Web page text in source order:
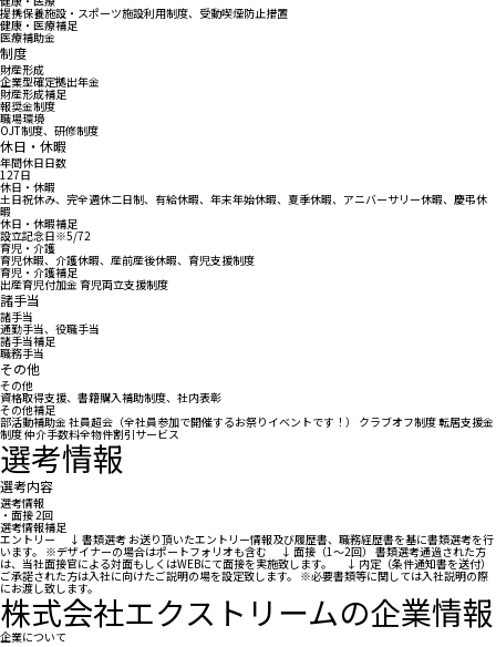
提携保養施設・スポーツ施設利用制度、受動喫煙防止措置
健康・医療補足
医療補助金
制度
財産形成
企業型確定拠出年金
財産形成補足
報奨金制度
職場環境
OJT制度、研修制度
休日・休暇
年間休日日数
127日
休日・休暇
土日祝休み、完全週休二日制、有給休暇、年末年始休暇、夏季休暇、アニバーサリー休暇、慶弔休
暇
休日・休暇補足
設立記念日※5/72
育児・介護
育児休暇、介護休暇、産前産後休暇、育児支援制度
育児・介護補足
出産育児付加金 育児両立支援制度
諸手当
諸手当
通勤手当、役職手当
諸手当補足
職務手当
その他
その他
資格取得支援、書籍購入補助制度、社内表彰
その他補足
部活動補助金 社員超会（全社員参加で開催するお祭りイベントです！） クラブオフ制度 転居支援金
制度 仲介手数料全物件割引サービス
選考情報
選考内容
選考情報
・面接 2回
選考情報補足
エントリー ↓ 書類選考 お送り頂いたエントリー情報及び履歴書、職務経歴書を基に書類選考を行
います。 ※デザイナーの場合はポートフォリオも含む ↓ 面接（1～2回） 書類選考通過された方
は、当社面接官による対面もしくはWEBにて面接を実施致します。 ↓ 内定（条件通知書を送付）
ご承諾された方は入社に向けたご説明の場を設定致します。 ※必要書類等に関しては入社説明の際
にお渡し致します。
株式会社エクストリームの企業情報
企業について